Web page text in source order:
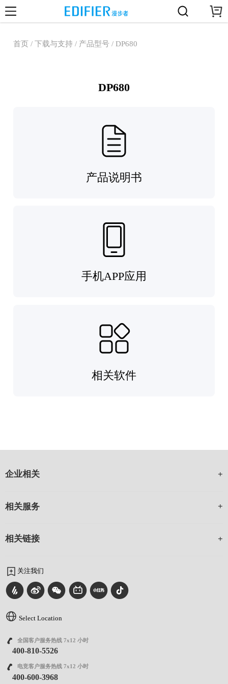
首页 / 下载与支持 / 产品型号 / DP680
DP680
产品说明书
手机APP应用
相关软件
企业相关
相关服务
相关链接
关注我们
Select Location
全国客户服务热线 7x12 小时
400-810-5526
电竞客户服务热线 7x12 小时
400-600-3968